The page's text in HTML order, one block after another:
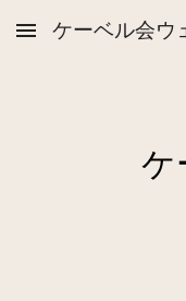
Skip to main content
ケーベル会ウ
ケ